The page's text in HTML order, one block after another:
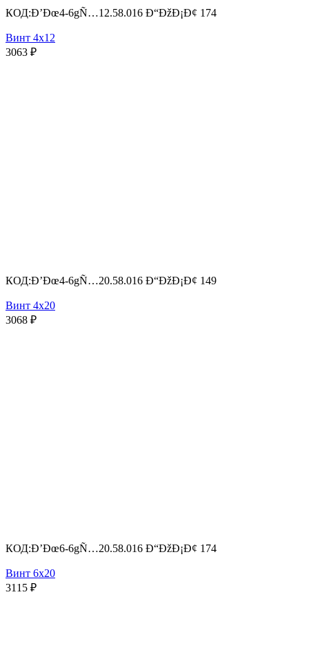
КОД:Ð’Ðœ4-6gÑ…12.58.016 Ð“ÐžÐ¡Ð¢ 174
Винт 4х12
3063 ₽
КОД:Ð’Ðœ4-6gÑ…20.58.016 Ð“ÐžÐ¡Ð¢ 149
Винт 4х20
3068 ₽
КОД:Ð’Ðœ6-6gÑ…20.58.016 Ð“ÐžÐ¡Ð¢ 174
Винт 6х20
3115 ₽